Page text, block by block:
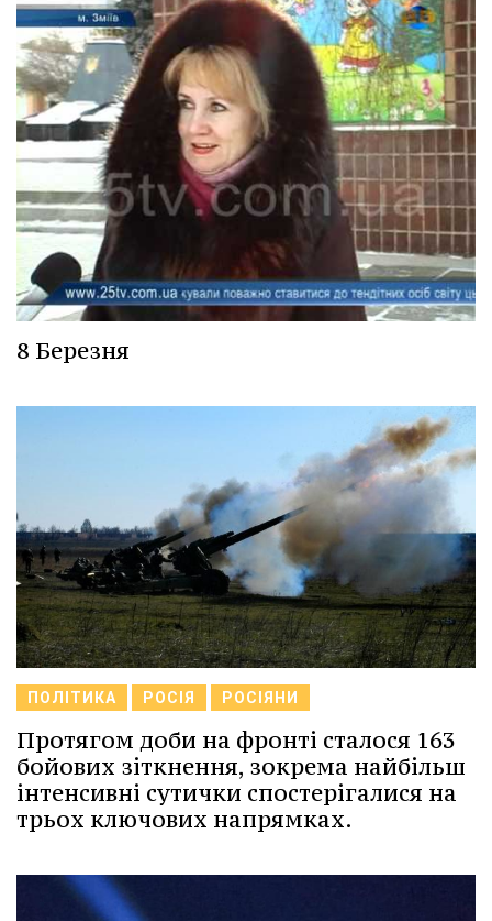
8 Березня
ПОЛІТИКА РОСІЯ РОСІЯНИ
Протягом доби на фронті сталося 163
бойових зіткнення, зокрема найбільш
інтенсивні сутички спостерігалися на
трьох ключових напрямках.